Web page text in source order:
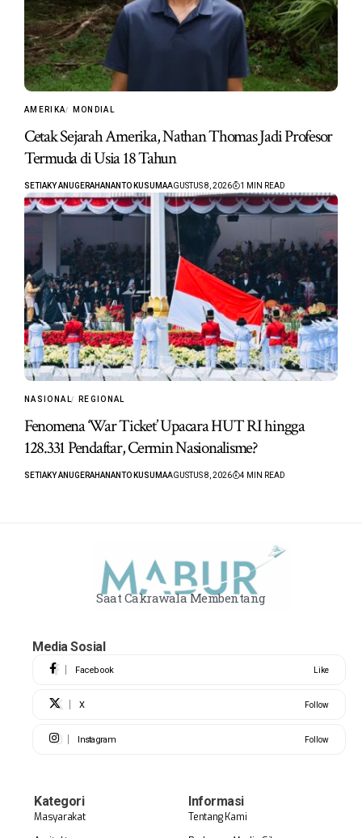
AMERIKA MONDIAL
Cetak Sejarah Amerika, Nathan Thomas Jadi Profesor
Termuda di Usia 18 Tahun
SETIAKY ANUGERAHANANTO KUSUMAAGUSTUS 8, 2026 1 MIN READ
NASIONAL REGIONAL
Fenomena ‘War Ticket’ Upacara HUT RI hingga
128.331 Pendaftar, Cermin Nasionalisme?
SETIAKY ANUGERAHANANTO KUSUMAAGUSTUS 8, 2026 4 MIN READ
Saat Cakrawala Membentang
Media Sosial
Facebook Like
X Follow
Instagram Follow
Kategori
Masyarakat
Informasi
Tentang Kami